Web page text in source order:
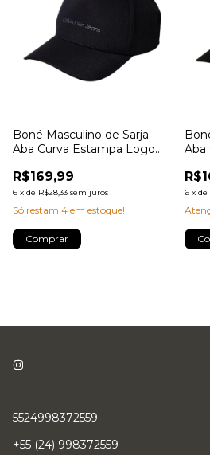
Boné Masculino de Sarja
Aba Curva Estampa Logo
R$169,99
6 x de R$28,33 sem juros
Só restam 4 em estoque!
Comprar
Aba
6 x de
5524998372559
+55 (24) 998372559